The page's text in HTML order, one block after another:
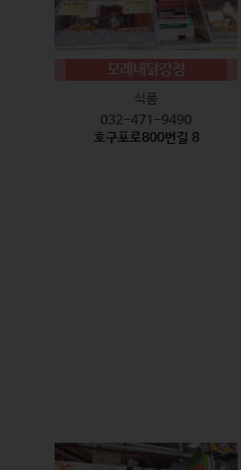
모래내닭강정
식품
032-471-9490
호구포로800번길 8